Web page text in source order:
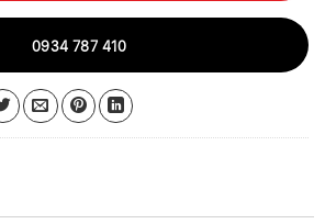
0934 787 410